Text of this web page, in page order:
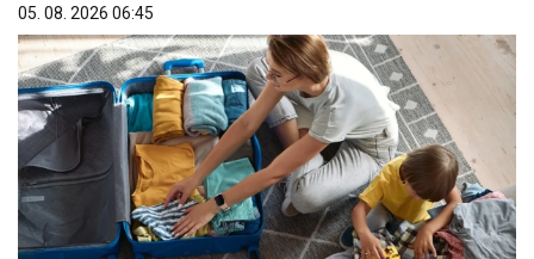
05. 08. 2026 06:45